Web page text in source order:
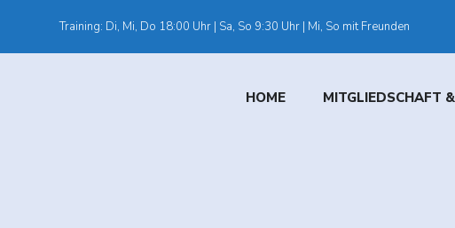
Training: Di, Mi, Do 18:00 Uhr | Sa, So 9:30 Uhr | Mi, So mit Freunden
HOME MITGLIEDSCHAFT